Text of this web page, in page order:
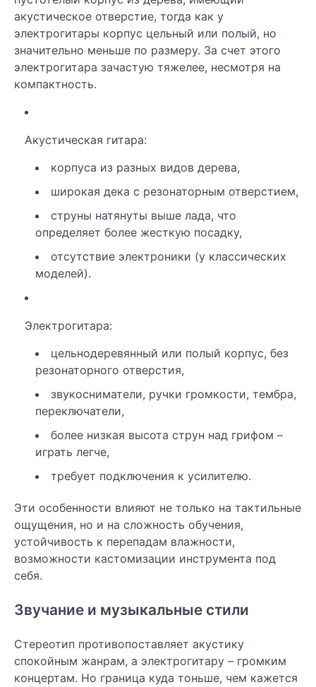
акустическое отверстие, тогда как у
электрогитары корпус цельный или полый, но
значительно меньше по размеру. За счет этого
электрогитара зачастую тяжелее, несмотря на
компактность.
Акустическая гитара:
корпуса из разных видов дерева,
широкая дека с резонаторным отверстием,
струны натянуты выше лада, что
определяет более жесткую посадку,
отсутствие электроники (у классических
моделей).
Электрогитара:
цельнодеревянный или полый корпус, без
резонаторного отверстия,
звукосниматели, ручки громкости, тембра,
переключатели,
более низкая высота струн над грифом –
играть легче,
требует подключения к усилителю.
Эти особенности влияют не только на тактильные
ощущения, но и на сложность обучения,
устойчивость к перепадам влажности,
возможности кастомизации инструмента под
себя.
Звучание и музыкальные стили
Стереотип противопоставляет акустику
спокойным жанрам, а электрогитару – громким
концертам. Но граница куда тоньше, чем кажется